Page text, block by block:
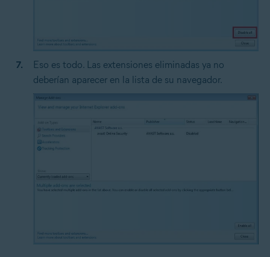
Eso es todo. Las extensiones eliminadas ya no
deberían aparecer en la lista de su navegador.